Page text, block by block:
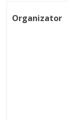
Organizator